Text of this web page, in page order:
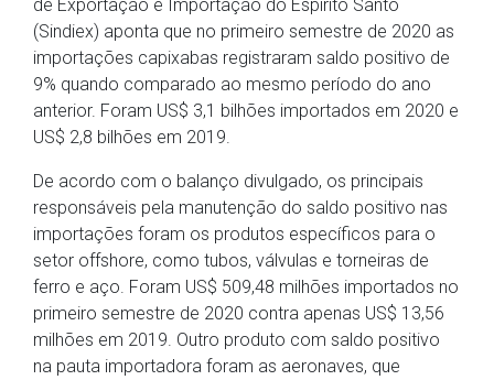
de Exportação e Importação do Espírito Santo
(Sindiex) aponta que no primeiro semestre de 2020 as
importações capixabas registraram saldo positivo de
9% quando comparado ao mesmo período do ano
anterior. Foram US$ 3,1 bilhões importados em 2020 e
US$ 2,8 bilhões em 2019.
De acordo com o balanço divulgado, os principais
responsáveis pela manutenção do saldo positivo nas
importações foram os produtos específicos para o
setor offshore, como tubos, válvulas e torneiras de
ferro e aço. Foram US$ 509,48 milhões importados no
primeiro semestre de 2020 contra apenas US$ 13,56
milhões em 2019. Outro produto com saldo positivo
na pauta importadora foram as aeronaves, que